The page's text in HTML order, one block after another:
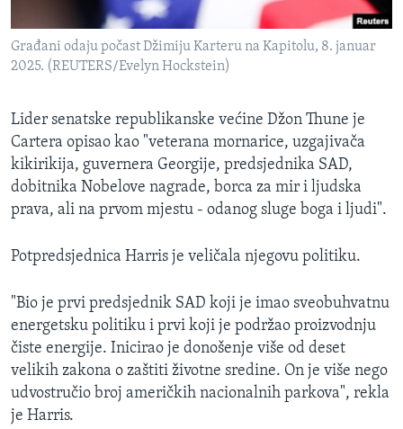
Građani odaju počast Džimiju Karteru na Kapitolu, 8. januar
2025. (REUTERS/Evelyn Hockstein)
Lider senatske republikanske većine Džon Thune je
Cartera opisao kao "veterana mornarice, uzgajivača
kikirikija, guvernera Georgije, predsjednika SAD,
dobitnika Nobelove nagrade, borca za mir i ljudska
prava, ali na prvom mjestu - odanog sluge boga i ljudi".
Potpredsjednica Harris je veličala njegovu politiku.
"Bio je prvi predsjednik SAD koji je imao sveobuhvatnu
energetsku politiku i prvi koji je podržao proizvodnju
čiste energije. Inicirao je donošenje više od deset
velikih zakona o zaštiti životne sredine. On je više nego
udvostručio broj američkih nacionalnih parkova", rekla
je Harris.